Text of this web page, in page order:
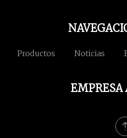
Productos Noticias
EMPRESA